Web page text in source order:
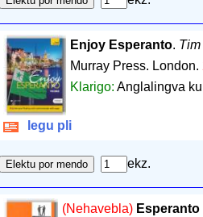
Enjoy Esperanto.
Murray Press. London.
Klarigo:Anglalingva
legu pli
ekz.
(Nehavebla)